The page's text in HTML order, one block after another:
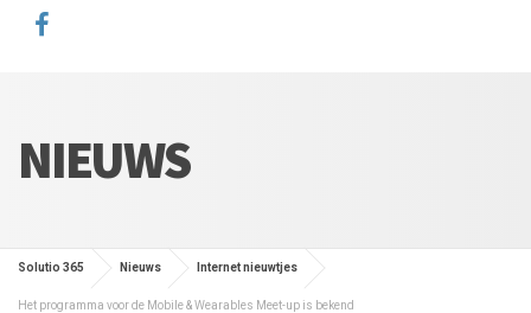
NIEUWS
Solutio 365 Nieuws Internet nieuwtjes
Het programma voor de Mobile & Wearables Meet-up is bekend